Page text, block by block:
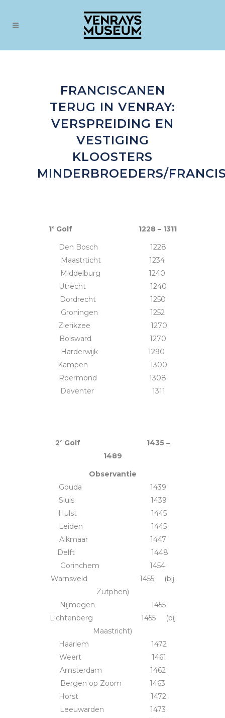
FRANCISCANEN
TERUG IN VENRAY:
VERSPREIDING EN
VESTIGING
KLOOSTERS
MINDERBROEDERS/
1eGolf 1228 – 1311
Den Bosch 1228
Maastrticht 1234
Middelburg 1240
Utrecht 1240
Dordrecht 1250
Groningen 1252
Zierikzee 1270
Bolsward 1270
Harderwijk 1290
Kampen 1300
Roermond 1308
Deventer 1311
2 e Golf 1435 –
1489
Observantie
Gouda 1439
Sluis 1439
Hulst 1445
Leiden 1445
Alkmaar 1447
Delft 1448
Gorinchem 1454
Warnsveld 1455 (bij
Zutphen)
Nijmegen 1455
Lichtenberg 1455 (bij
Maastricht)
Haarlem 1472
Weert 1461
Amsterdam 1462
Bergen op Zoom 1463
Horst 1472
Leeuwarden 1473